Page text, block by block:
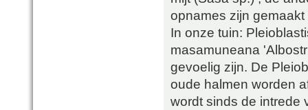
opnames zijn
In onze tuin:
masamuneana
gevoelig zijn. De
oude halmen worden
wordt sinds de intrede